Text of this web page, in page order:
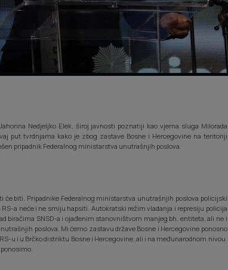
Nedjeljko Elek, široj javnosti poznatiji kao vjerna sluga Milorada
put tvrdnjama kako je zbog zastave Bosne i Hercegovine na teritoriji
pripadnik Federalnog ministarstva unutrašnjih poslova.
će biti. Pripadnike Federalnog ministarstva unutrašnjih poslova policijski
a neće i ne smiju hapsiti. Autokratski režim vladanja i represiju policija
biračima SNSD-a i ojađenim stanovništvom manjeg bh. entiteta, ali ne i
poslova. Mi ćemo zastavu države Bosne i Hercegovine ponosno
u i u Brčko distriktu Bosne i Hercegovine, ali i na međunarodnom nivou.